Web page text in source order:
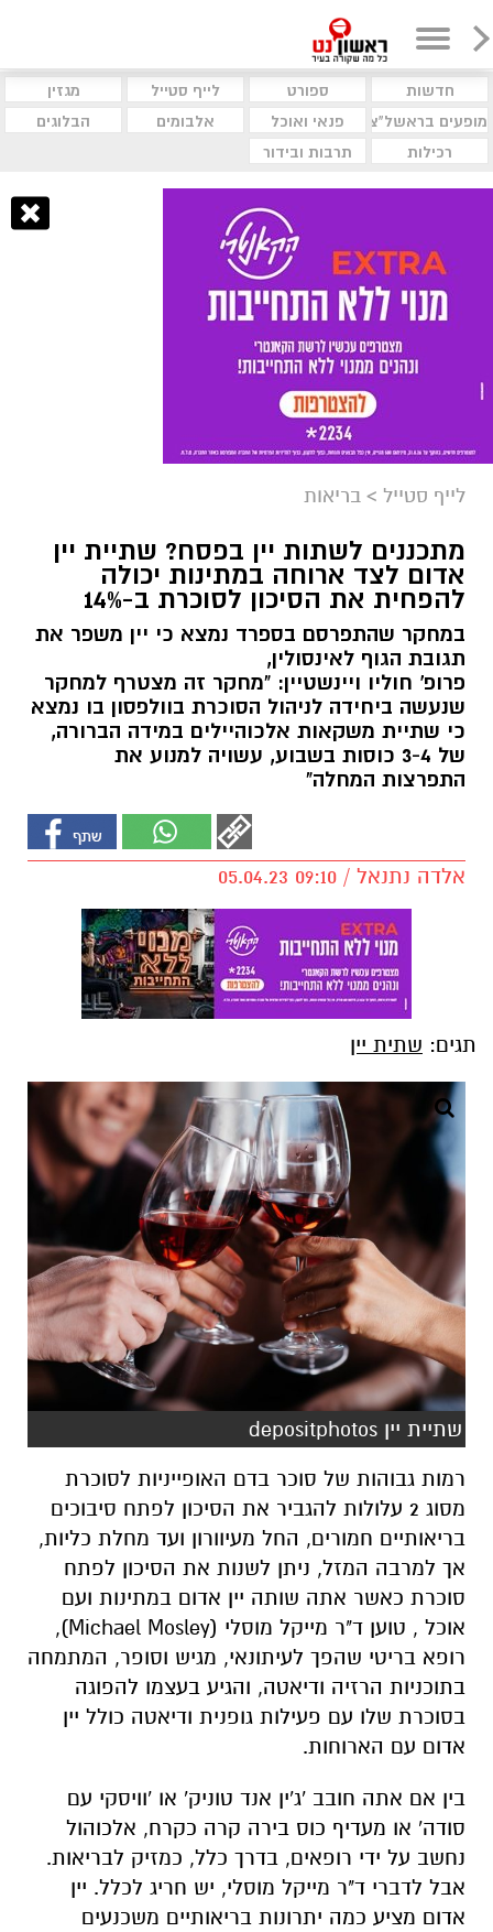
חדשות ספורט לייף סטייל
מגזין
מופעים בראשל"צ
פנאי ואוכל אלבומים
הבלוגים
רכילות
תרבות ובידור
לייף סטייל > בריאות
מתכננים לשתות יין בפסח? שתיית יין
אדום לצד ארוחה במתינות יכולה
להפחית את הסיכון לסוכרת ב-14%
במחקר שהתפרסם בספרד נמצא כי יין משפר את
תגובת הגוף לאינסולין,
פרופ' חוליו ויינשטיין: "מחקר זה מצטרף למחקר
שנעשה ביחידה לניהול הסוכרת בוולפסון בו נמצא
כי שתיית משקאות אלכוהיילים במידה הברורה,
של 3-4 כוסות בשבוע, עשויה למנוע את
התפרצות המחלה"
אלדה נתנאל / 09:10 05.04.23
תגים: שתית יין
שתיית יין depositphotos
רמות גבוהות של סוכר בדם האופייניות לסוכרת
מסוג 2 עלולות להגביר את הסיכון לפתח סיבוכים
בריאותיים חמורים, החל מעיוורון ועד מחלת כליות,
אך למרבה המזל, ניתן לשנות את הסיכון לפתח
סוכרת כאשר אתה שותה יין אדום במתינות ועם
אוכל , טוען ד"ר מייקל מוסלי (Michael Mosley),
רופא בריטי שהפך לעיתונאי, מגיש וסופר, המתמחה
בתוכניות הרזיה ודיאטה, והגיע בעצמו להפוגה
בסוכרת שלו עם פעילות גופנית ודיאטה כולל יין
אדום עם הארוחות.
בין אם אתה חובב 'ג'ין אנד טוניק' או 'וויסקי עם
סודה' או מעדיף כוס בירה קרה כקרח, אלכוהול
נחשב על ידי רופאים, בדרך כלל, כמזיק לבריאות.
אבל לדברי ד"ר מייקל מוסלי, יש חריג לכלל. יין
אדום מציע כמה יתרונות בריאותיים משכנעים